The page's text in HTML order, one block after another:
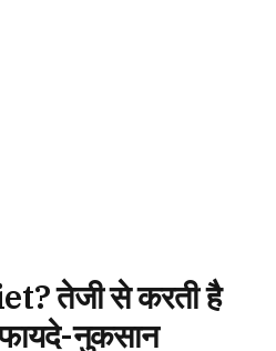
तेजी से करती है
नुकसान